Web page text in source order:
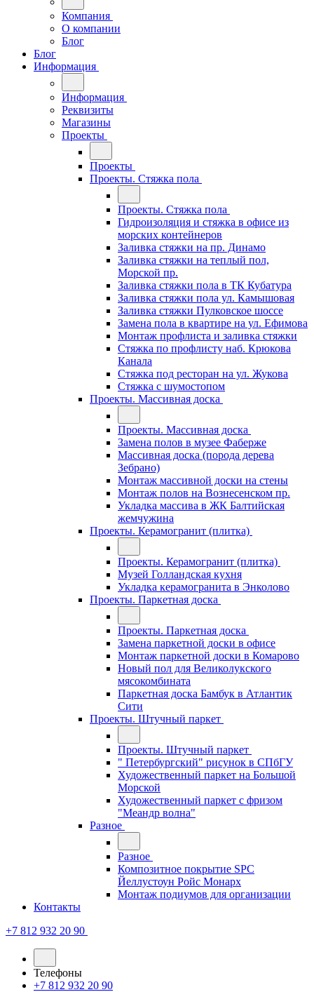
Компания
О компании
Блог
Блог
Информация
Информация
Реквизиты
Магазины
Проекты
Проекты
Проекты. Стяжка пола
Проекты. Стяжка пола
Гидроизоляция и стяжка в офисе из
морских контейнеров
Заливка стяжки на пр. Динамо
Заливка стяжки на теплый пол,
Морской пр.
Заливка стяжки пола в ТК Кубатура
Заливка стяжки пола ул. Камышовая
Заливка стяжки Пулковское шоссе
Замена пола в квартире на ул. Ефимова
Монтаж профлиста и заливка стяжки
Стяжка по профлисту наб. Крюкова
Канала
Стяжка под ресторан на ул. Жукова
Стяжка с шумостопом
Проекты. Массивная доска
Проекты. Массивная доска
Замена полов в музее Фаберже
Массивная доска (порода дерева
Зебрано)
Монтаж массивной доски на стены
Монтаж полов на Вознесенском пр.
Укладка массива в ЖК Балтийская
жемчужина
Проекты. Керамогранит (плитка)
Проекты. Керамогранит (плитка)
Музей Голландская кухня
Укладка керамогранита в Энколово
Проекты. Паркетная доска
Проекты. Паркетная доска
Замена паркетной доски в офисе
Монтаж паркетной доски в Комарово
Новый пол для Великолукского
мясокомбината
Паркетная доска Бамбук в Атлантик
Сити
Проекты. Штучный паркет
Проекты. Штучный паркет
" Петербургский" рисунок в СПбГУ
Художественный паркет на Большой
Морской
Художественный паркет с фризом
"Меандр волна"
Разное
Разное
Композитное покрытие SPC
Йеллустоун Ройс Монарх
Монтаж подиумов для организации
Контакты
+7 812 932 20 90
Телефоны
+7 812 932 20 90